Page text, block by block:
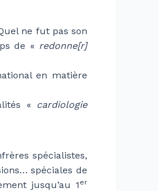
ne fut pas son
de « redonne[r]
en matière
« cardiologie
spécialistes,
spéciales de
jusqu’au 1 er